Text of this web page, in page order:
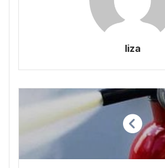
liza